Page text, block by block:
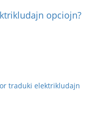
opciojn?
traduki elektrikludajn